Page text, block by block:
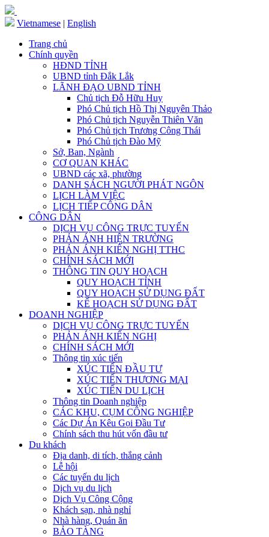
Vietnamese | English
Trang chủ
Chính quyền
HĐND TỈNH
UBND tỉnh Đắk Lắk
LÃNH ĐẠO UBND TỈNH
Chủ tịch Đỗ Hữu Huy
Phó Chủ tịch Hồ Thị Nguyên Thảo
Phó Chủ tịch Nguyễn Thiên Văn
Phó Chủ tịch Trương Công Thái
Phó Chủ tịch Đào Mỹ
Sở, Ban, Ngành
CƠ QUAN KHÁC
UBND các xã, phường
DANH SÁCH NGƯỜI PHÁT NGÔN
LỊCH LÀM VIỆC
LỊCH TIẾP CÔNG DÂN
CÔNG DÂN
DỊCH VỤ CÔNG TRỰC TUYẾN
PHẢN ÁNH HIỆN TRƯỜNG
PHẢN ÁNH KIẾN NGHỊ TTHC
CHÍNH SÁCH MỚI
THÔNG TIN QUY HOẠCH
QUY HOẠCH TỈNH
QUY HOẠCH SỬ DỤNG ĐẤT
KẾ HOẠCH SỬ DỤNG ĐẤT
DOANH NGHIỆP
DỊCH VỤ CÔNG TRỰC TUYẾN
PHẢN ÁNH KIẾN NGHỊ
CHÍNH SÁCH MỚI
Thông tin xúc tiến
XÚC TIẾN ĐẦU TƯ
XÚC TIẾN THƯƠNG MẠI
XÚC TIẾN DU LỊCH
Thông tin Doanh nghiệp
CÁC KHU, CỤM CÔNG NGHIỆP
Các Dự Án Kêu Gọi Đầu Tư
Chính sách thu hút vốn đầu tư
Du khách
Địa danh, di tích, thắng cảnh
Lễ hội
Các tuyến du lịch
Dịch vụ du lịch
Dịch Vụ Công Cộng
Khách sạn, nhà nghỉ
Nhà hàng, Quán ăn
BẢO TÀNG